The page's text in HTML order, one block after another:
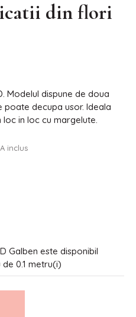
din flori
Modelul dispune de doua
poate decupa usor. Ideala
in loc cu margelute.
inclus
Galben este disponibil
0.1 metru(i)